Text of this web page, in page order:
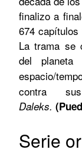
finalizo a
674
La trama se
del planeta
espacio/
contra
Daleks.
Serie